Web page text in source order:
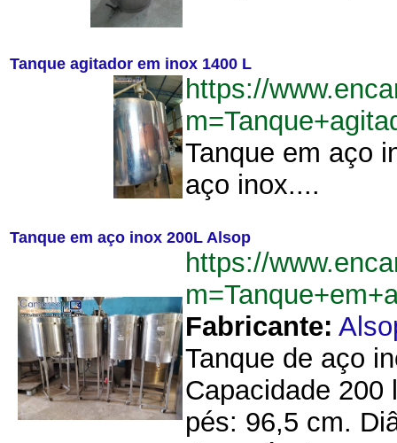
Tanque agitador em inox 1400 L
https://
Tanque em aço
aço inox....
Tanque em aço inox 200L Alsop
https://
Fabricante:
Tanque de aço
Capacidade 200
pés: 96,5 cm.